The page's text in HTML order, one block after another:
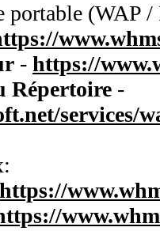
portable
- https://
Répertoire -
services/
https://